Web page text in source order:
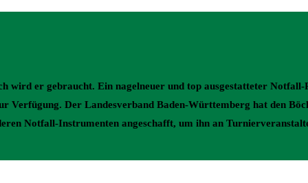
wird er gebraucht. Ein nagelneuer und top ausgestatteter Notfall-
Verfügung. Der Landesverband Baden-Württemberg hat den
Notfall-Instrumenten angeschafft, um ihn an